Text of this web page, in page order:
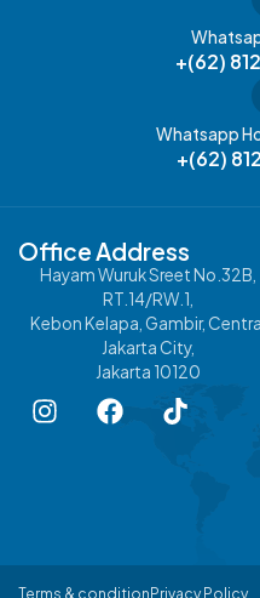
+(62)
Whatsapp
+(62)
Office Address
Hayam Wuruk Sreet No.32B,
RT.14/RW.1,
Kebon Kelapa, Gambir,
Jakarta City,
Jakarta 10120
Terms & condition Privacy Policy